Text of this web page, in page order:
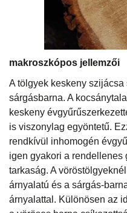
makroszkópos jellemzői
A tölgyek keskeny szijácsa
sárgásbarna. A
keskeny
is viszonylag egyöntetű.
rendkívül inhomogén
igen gyakori a rendellenes
tarkaság. A
árnyalatú és a sárgás-
árnyalattal. Különösen az